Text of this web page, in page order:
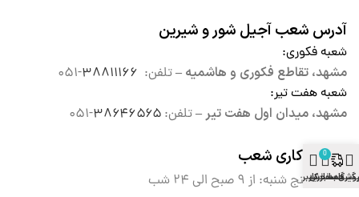
آدرس شعب آجیل شور و شیرین
شعبه فکوری:
مشهد، تقاطع فکوری و هاشمیه –تلفن: ۳۸۸۱۱۱۶۶-۰۵۱
شعبه هفت تیر:
مشهد، میدان اول هفت تیر –تلفن: ۳۸۶۴۶۵۶۵-۰۵۱
ساعات کاری شعب
شنبه تا پنج شنبه: از ۹ صبح الی
۲۴ شب
سفارش
0
سبد خرید
حساب کاربری من